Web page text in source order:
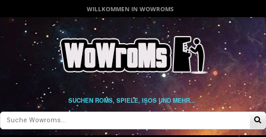
WILLKOMMEN IN WOWROMS
SUCHEN ROMS, SPIELE, ISOS UND MEHR...